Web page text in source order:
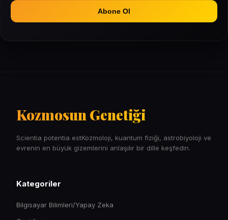
Abone Ol
Kozmosun Genetiği
Scientia potentia estKozmoloji, kuantum fiziği, astrobiyoloji ve
evrenin en büyük gizemlerini anlaşılır bir dille keşfedin.
Kategoriler
Bilgisayar Bilimleri/Yapay Zeka